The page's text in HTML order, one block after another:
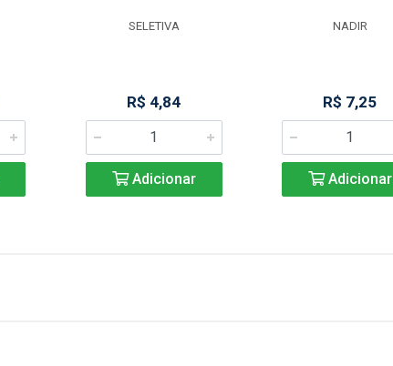
SELETIVA
R$ 4,84
Adicionar
NADIR
R$ 7,25
Adicionar